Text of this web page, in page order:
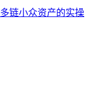
链小众资产的实操